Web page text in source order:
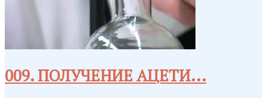
009. ПОЛУЧЕНИЕ АЦЕТИ...